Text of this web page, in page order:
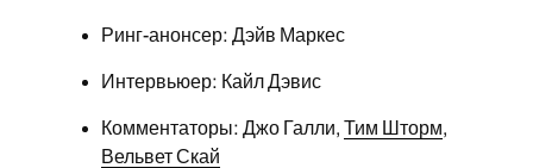
Ринг-анонсер: Дэйв Маркес
Интервьюер: Кайл Дэвис
Комментаторы: Джо Галли, Тим Шторм,
Вельвет Скай